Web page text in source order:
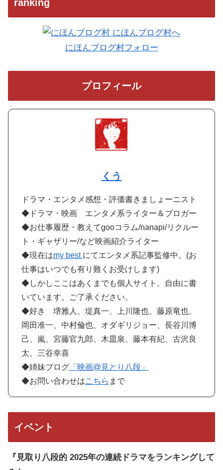
ranking
にほんブログ村フォロー
プロフィール
くう
ドラマ・エンタメ感想・評価書きましょーニスト
◆ドラマ・映画 エンタメ系ライター＆ブロガー
◆お仕事履歴・教えてgooコラム/nanapi/リクルー
ト・ギャザリー/など映画紹介ライター
◆現在はmy best にてエンタメ系記事監修中。(お
仕事はいつでも有り難くお受けします)
◆しかしここはあくまでも個人サイト。自由に書
いています。ご了承ください。
◆好き 堺雅人、堤真一、上川隆也、藤原竜也、
岡田准一、中村倫也、オダギリジョー、長谷川博
己、嵐、宮藤官九郎、木皿泉、藤本有紀、古沢良
太、三谷幸喜
◆姉妹ブログ「映画@見とり八段」
◆お問い合わせはこちら まで
イベント
『見取り八段的 2025年の連続ドラマをランキングして